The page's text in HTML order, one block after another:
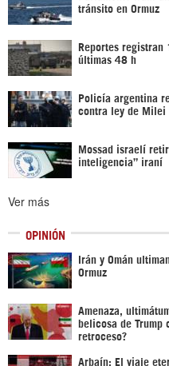
tránsito en Ormuz
Reportes registran
últimas 48 h
Policía argentina
contra ley de Milei
Mossad israelí
inteligencia” iraní
Ver más
OPINIÓN
Irán y Omán
Ormuz
Amenaza,
belicosa de Trump
retroceso?
Arbaín: El viaje